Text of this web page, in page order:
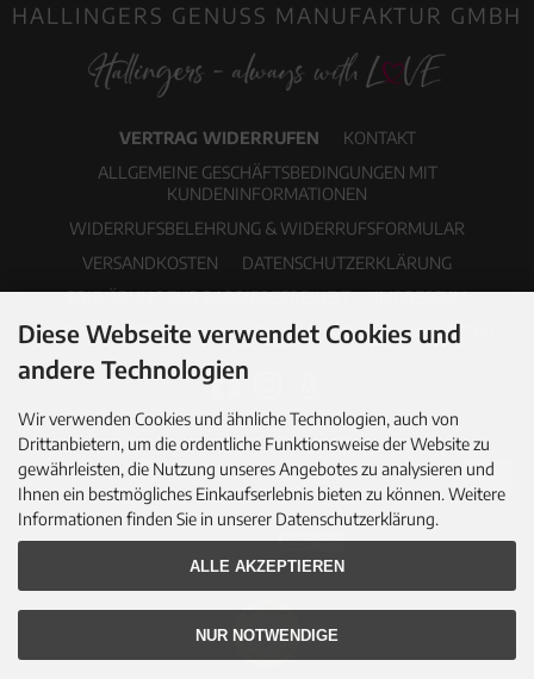
HALLINGERS GENUSS MANUFAKTUR GMBH
VERTRAG WIDERRUFEN
KONTAKT
ALLGEMEINE GESCHÄFTSBEDINGUNGEN MIT
KUNDENINFORMATIONEN
WIDERRUFSBELEHRUNG & WIDERRUFSFORMULAR
VERSANDKOSTEN
DATENSCHUTZERKLÄRUNG
ERKLÄRUNG ZUR BARRIEREFREIHEIT
IMPRESSUM
COOKIE EINSTELLUNGEN
PDF-KATALOG NEWSLETTER
Diese Webseite verwendet Cookies und
andere Technologien
Wir verwenden Cookies und ähnliche Technologien, auch von
Drittanbietern, um die ordentliche Funktionsweise der Website zu
gewährleisten, die Nutzung unseres Angebotes zu analysieren und
Ihnen ein bestmögliches Einkaufserlebnis bieten zu können. Weitere
Informationen finden Sie in unserer Datenschutzerklärung.
ALLE AKZEPTIEREN
NUR NOTWENDIGE